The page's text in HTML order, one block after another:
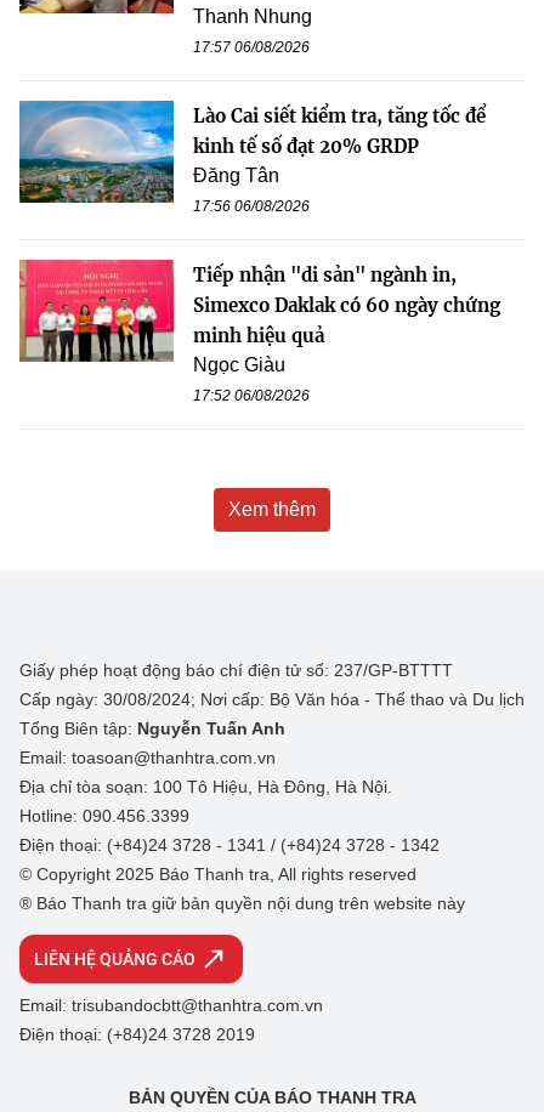
Thanh Nhung
17:57 06/08/2026
Lào Cai siết kiểm tra, tăng tốc để
kinh tế số đạt 20% GRDP
Đăng Tân
17:56 06/08/2026
Tiếp nhận "di sản" ngành in,
Simexco Daklak có 60 ngày chứng
minh hiệu quả
Ngọc Giàu
17:52 06/08/2026
Xem thêm
Giấy phép hoạt động báo chí điện tử số: 237/GP-BTTTT
Cấp ngày: 30/08/2024; Nơi cấp: Bộ Văn hóa - Thể thao và Du lịch
Tổng Biên tập: Nguyễn Tuấn Anh
Email: toasoan@thanhtra.com.vn
Địa chỉ tòa soạn: 100 Tô Hiệu, Hà Đông, Hà Nội.
Hotline: 090.456.3399
Điện thoại: (+84)24 3728 - 1341 / (+84)24 3728 - 1342
© Copyright 2025 Báo Thanh tra, All rights reserved
® Báo Thanh tra giữ bản quyền nội dung trên website này
LIÊN HỆ QUẢNG CÁO
Email: trisubandocbtt@thanhtra.com.vn
Điện thoại: (+84)24 3728 2019
BẢN QUYỀN CỦA BÁO THANH TRA